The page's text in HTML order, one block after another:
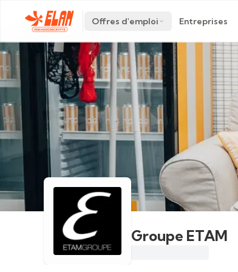
Offres d'emploi Entreprises
Groupe ETAM